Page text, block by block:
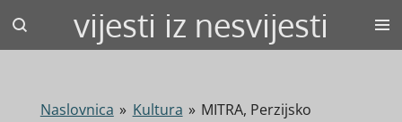
Skip
vijesti iz nesvijesti
Naslovnica » Kultura » MITRA, Perzijsko